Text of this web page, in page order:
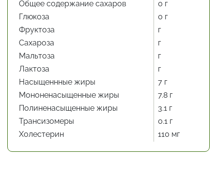
Общее содержание сахаров
0 г
Глюкоза
0 г
Фруктоза
г
Сахароза
г
Мальтоза
г
Лактоза
г
Насыщеннные жиры
7 г
Мононенасыщенные жиры
7.8 г
Полиненасыщенные жиры
3.1 г
Трансизомеры
0.1 г
Холестерин
110 мг